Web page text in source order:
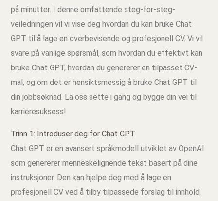
på minutter. I denne omfattende steg-for-steg-
veiledningen vil vi vise deg hvordan du kan bruke Chat
GPT til å lage en overbevisende og profesjonell CV. Vi vil
svare på vanlige spørsmål, som hvordan du effektivt kan
bruke Chat GPT, hvordan du genererer en tilpasset CV-
mal, og om det er hensiktsmessig å bruke Chat GPT til
din jobbsøknad. La oss sette i gang og bygge din vei til
karrieresuksess!
Trinn 1: Introduser deg for Chat GPT
Chat GPT er en avansert språkmodell utviklet av OpenAI
som genererer menneskelignende tekst basert på dine
instruksjoner. Den kan hjelpe deg med å lage en
profesjonell CV ved å tilby tilpassede forslag til innhold,